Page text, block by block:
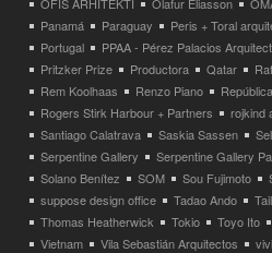
Panamá
Paraguay Peris + Toral
Portugal
PPAA - Pérez Palacios
Pritzker Prize
Productora Qatar
Rem Koolhaas
Renzo Piano
Rogers Stirk Harbour + Partners
rojkind
Santiago Calatrava
Saskia Sassen
Serpentine Gallery
Serpentine Gallery
Solano Benítez
SOM Sou Fujimoto
suppose design office
Tadao Ando
Thomas Heatherwick
Tokio Toyo Ito
Vietnam
Vila Sebastián Arquitectos